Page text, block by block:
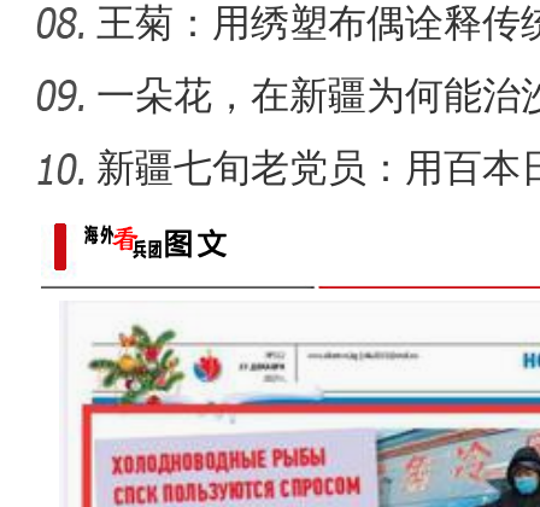
王菊：用绣塑布偶诠释传
一朵花，在新疆为何能治
新疆七旬老党员：用百本
世纪变